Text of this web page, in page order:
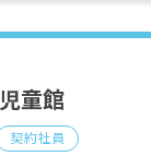
童館
契約社員